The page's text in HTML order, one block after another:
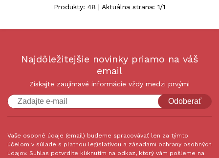
Produkty: 48 | Aktuálna strana: 1/1
Najdôležitejšie novinky priamo na váš
email
Získajte zaujímavé informácie vždy medzi prvými
Odoberať
Vaše osobné údaje (email) budeme spracovávať len za týmto
účelom v súlade s platnou legislatívou a zásadami ochrany osobných
údajov. Súhlas potvrdíte kliknutím na odkaz, ktorý vám pošleme na